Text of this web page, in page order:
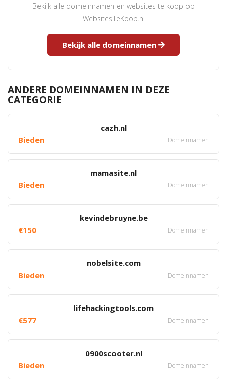
Bekijk alle domeinnamen en websites te koop op
WebsitesTeKoop.nl
Bekijk alle domeinnamen
ANDERE DOMEINNAMEN IN DEZE
CATEGORIE
cazh.nl
Bieden
Domeinnamen
mamasite.nl
Bieden
Domeinnamen
kevindebruyne.be
€150
Domeinnamen
nobelsite.com
Bieden
Domeinnamen
lifehackingtools.com
€577
Domeinnamen
0900scooter.nl
Bieden
Domeinnamen